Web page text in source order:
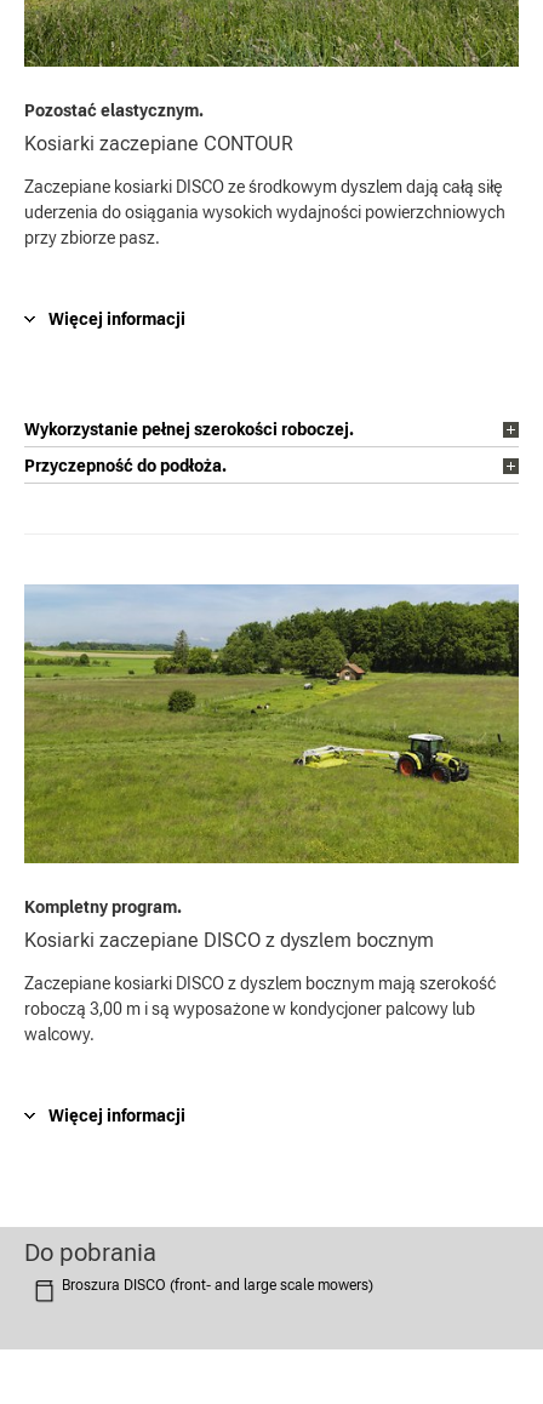
Pozostać elastycznym.
Kosiarki zaczepiane CONTOUR
Zaczepiane kosiarki DISCO ze środkowym dyszlem dają całą siłę
uderzenia do osiągania wysokich wydajności powierzchniowych
przy zbiorze pasz.
Więcej informacji
Wykorzystanie pełnej szerokości roboczej.
Przyczepność do podłoża.
Kompletny program.
Kosiarki zaczepiane DISCO z dyszlem bocznym
Zaczepiane kosiarki DISCO z dyszlem bocznym mają szerokość
roboczą 3,00 m i są wyposażone w kondycjoner palcowy lub
walcowy.
Więcej informacji
Do pobrania
Broszura DISCO (front- and large scale mowers)